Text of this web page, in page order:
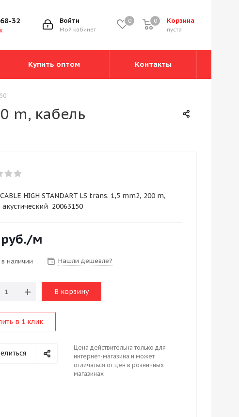
0 Корзина
0
пуста
0
Войти
Мой кабинет
32
Купить оптом Контакты
m, кабель
CABLE HIGH STANDART LS trans. 1,5 mm2, 200 m,
акустический 20063150
/м
в наличии Нашли дешевле?
В корзину
в 1 клик
Цена действительна только для
интернет-магазина и может
отличаться от цен в розничных
магазинах